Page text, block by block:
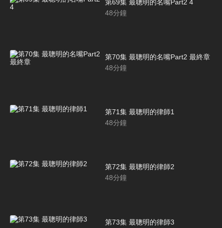
第69集 最聰明的名嘴Part2 4
48分鐘
第70集 最聰明的名嘴Part2 最終章
48分鐘
第71集 最聰明的律師1
48分鐘
第72集 最聰明的律師2
48分鐘
第73集 最聰明的律師3